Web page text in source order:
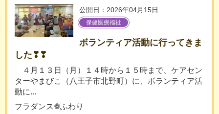
公開日：2026年04月15日
保健医療福祉
ボランティア活動に行ってきま
した❣❣
４月１３日（月）１４時から１５時まで、ケアセン
ターやまびこ（八王子市北野町）に、ボランティア活
動に...
フラダンス❁ふわり